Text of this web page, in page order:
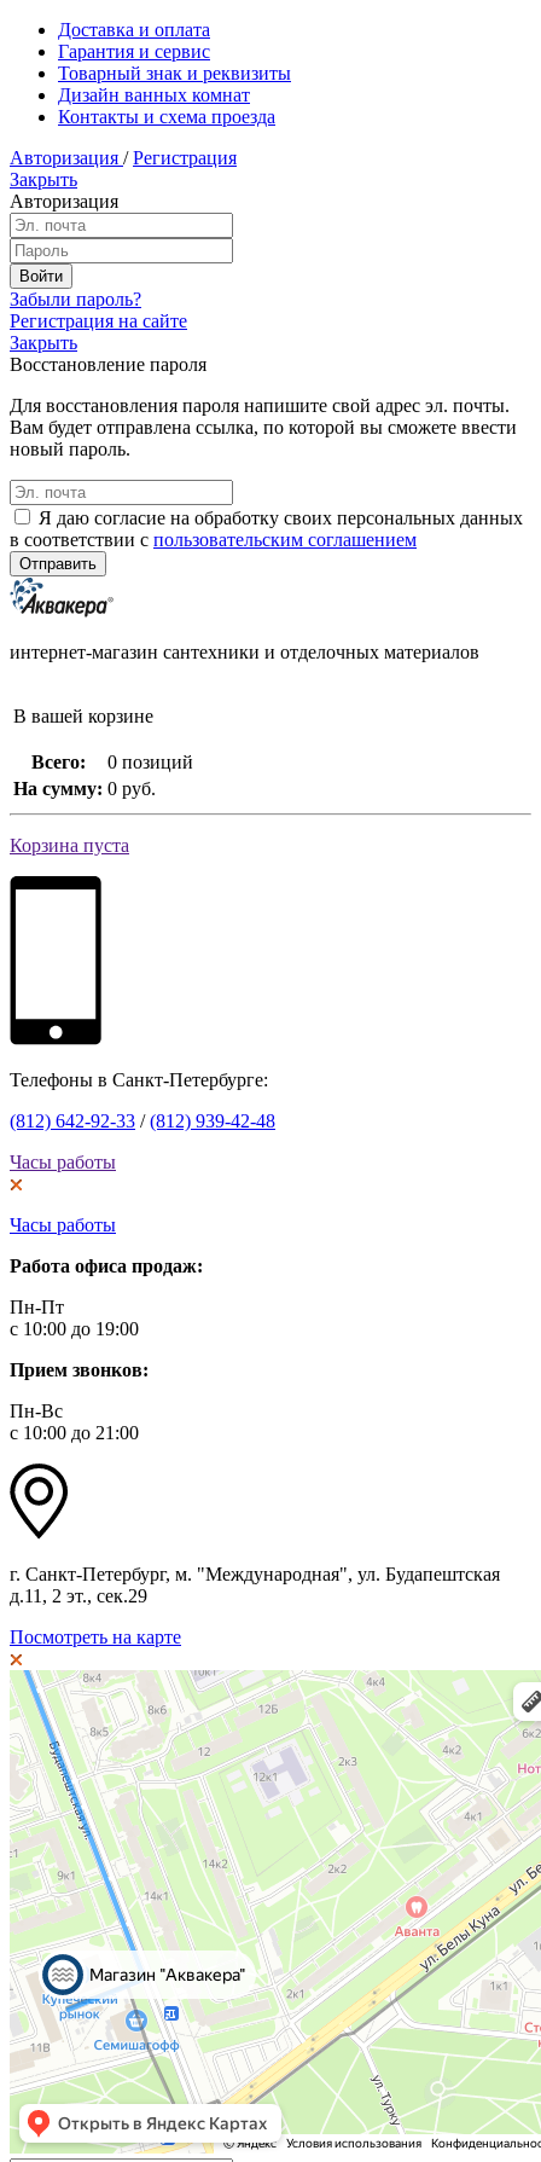
Доставка и оплата
Гарантия и сервис
Товарный знак и реквизиты
Дизайн ванных комнат
Контакты и схема проезда
Авторизация / Регистрация
Закрыть
Авторизация
Забыли пароль?
Регистрация на сайте
Закрыть
Восстановление пароля
Для восстановления пароля напишите свой адрес эл. почты.
Вам будет отправлена ссылка, по которой вы сможете ввести
новый пароль.
Я даю согласие на обработку своих персональных данных
в соответствии с пользовательским соглашением
интернет-магазин сантехники и отделочных материалов
В вашей корзине
Всего:
0 позиций
На сумму: 0 руб.
Корзина пуста
Телефоны в Санкт-Петербурге:
(812) 642-92-33 /(812) 939-42-48
Часы работы
Часы работы
Работа офиса продаж:
Пн-Пт
с 10:00 до 19:00
Прием звонков:
Пн-Вс
с 10:00 до 21:00
г. Санкт-Петербург, м. "Международная", ул. Будапештская
д.11, 2 эт., сек.29
Посмотреть на карте